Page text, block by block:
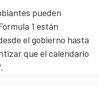
pueden
1 están
el gobierno hasta
que el calendario